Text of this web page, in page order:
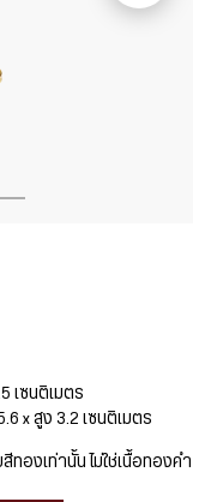
เซนติเมตร
x สูง 3.2 เซนติเมตร
องเท่านั้น ไม่ใช่เนื้อทองคำ